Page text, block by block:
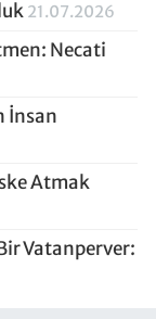
21.07.2026
Necati
İnsan
Atmak
Vatanperver: